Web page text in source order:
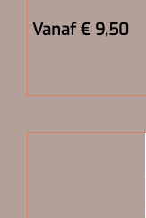
Vanaf € 9,50